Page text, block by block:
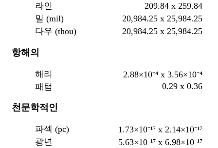
라인
209.84 x 259.84
밀 (mil)
20,984.25 x 25,984.25
다우 (thou)
20,984.25 x 25,984.25
항해의
해리
2.88×10⁻⁴ x 3.56×10⁻⁴
패텀
0.29 x 0.36
천문학적인
파섹 (pc)
1.73×10⁻¹⁷ x 2.14×10⁻¹⁷
광년
5.63×10⁻¹⁷ x 6.98×10⁻¹⁷